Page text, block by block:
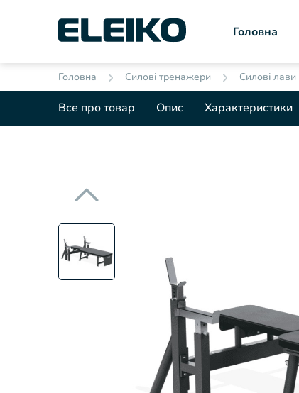
Головна
Головна Силові тренажери Силові лави
Все про товар Опис Характеристики